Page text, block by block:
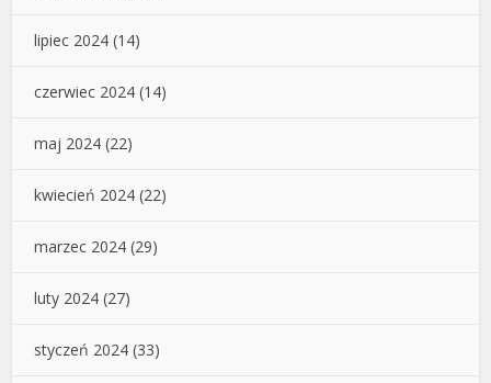
lipiec 2024 (14)
czerwiec 2024 (14)
maj 2024 (22)
kwiecień 2024 (22)
marzec 2024 (29)
luty 2024 (27)
styczeń 2024 (33)